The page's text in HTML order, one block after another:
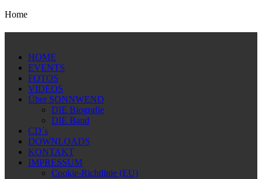
Home
HOME
EVENTS
FOTOS
VIDEOS
Über SONNWEND
DIE Biografie
DIE Band
CD´s
DOWNLOADS
KONTAKT
IMPRESSUM
Cookie-Richtlinie (EU)